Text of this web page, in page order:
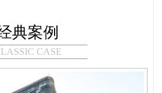
典案例
CASE